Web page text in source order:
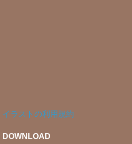
イラストの利用規約
DOWNLOAD